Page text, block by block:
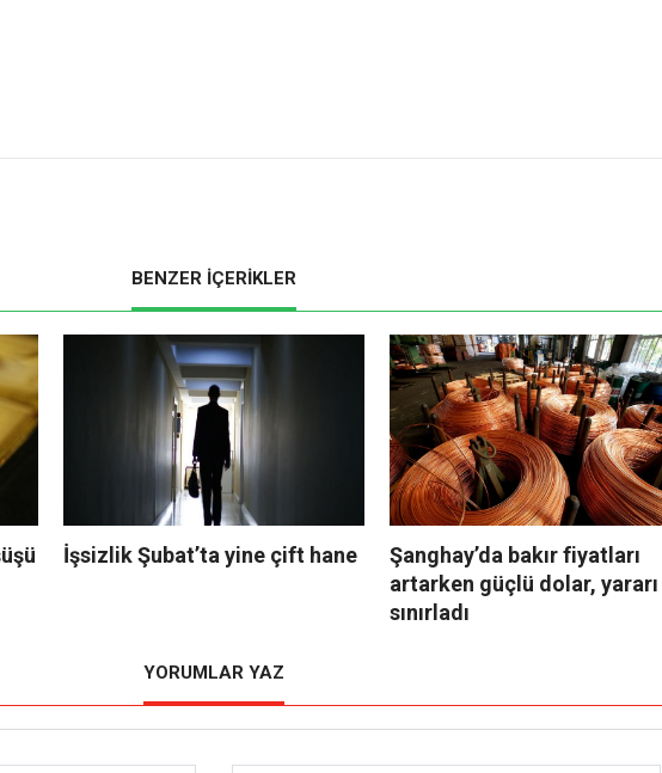
BENZER İÇERİKLER
İşsizlik Şubat’ta yine çift hane
Şanghay’da bakır fiyatları
artarken güçlü dolar, yararı
sınırladı
YORUMLAR YAZ